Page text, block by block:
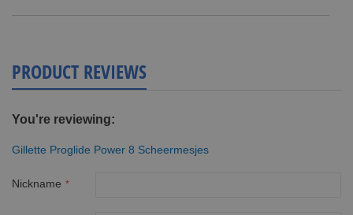
PRODUCT REVIEWS
You're reviewing:
Gillette Proglide Power 8 Scheermesjes
Nickname